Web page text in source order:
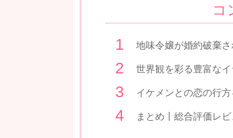
コ
地味令嬢が婚約破棄
世界観を彩る豊富なイ
イケメンとの恋の行方
まとめ丨総合評価レビ